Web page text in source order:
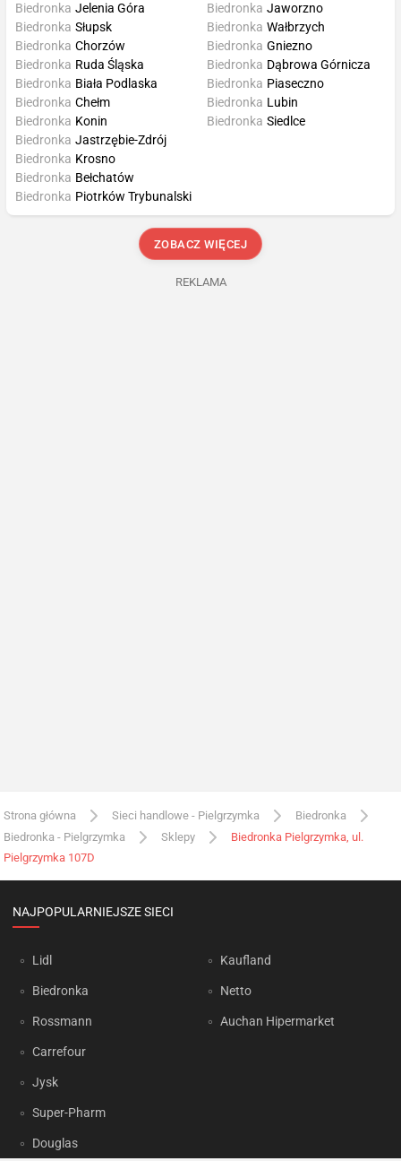
Biedronka Jelenia Góra
Biedronka Słupsk
Biedronka Chorzów
Biedronka Jaworzno
Biedronka Wałbrzych
Biedronka Gniezno
Biedronka Ruda Śląska
Biedronka Biała Podlaska
Biedronka Chełm
Biedronka Konin
Biedronka Dąbrowa Górnicza
Biedronka Piaseczno
Biedronka Lubin
Biedronka Siedlce
Biedronka Jastrzębie-Zdrój
Biedronka Krosno
Biedronka Bełchatów
Biedronka Piotrków Trybunalski
ZOBACZ WIĘCEJ
REKLAMA
Strona główna Sieci handlowe - Pielgrzymka
Biedronka
Biedronka - Pielgrzymka
Sklepy
Biedronka Pielgrzymka, ul.
Pielgrzymka 107D
NAJPOPULARNIEJSZE SIECI
Lidl
Biedronka
Rossmann
Carrefour
Jysk
Super-Pharm
Douglas
Kaufland
Netto
Auchan Hipermarket